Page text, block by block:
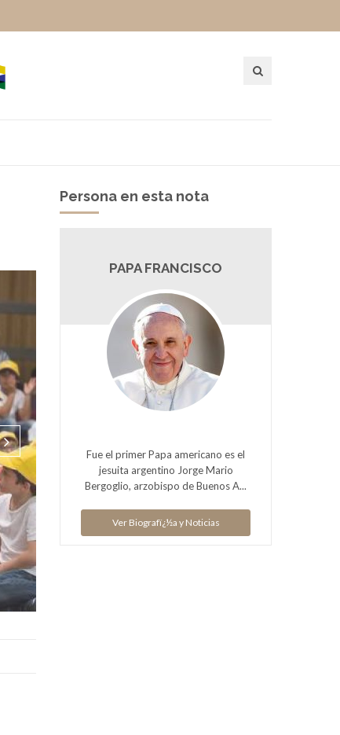
Persona en esta nota
PAPA FRANCISCO
Fue el primer Papa americano es el
jesuita argentino Jorge Mario
Bergoglio, arzobispo de Buenos A...
Ver Biografï¿½a y Noticias